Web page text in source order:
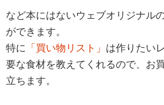
など本にはないウェブオリジナル
ができます。
特に 「買い物リスト」 は作りたい
要な食材を教えてくれるので、お
立ちます。